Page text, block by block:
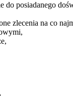
do posiadanego
zlecenia na co